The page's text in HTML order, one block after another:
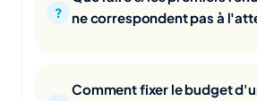
ne correspondent pas à
Comment fixer le budget